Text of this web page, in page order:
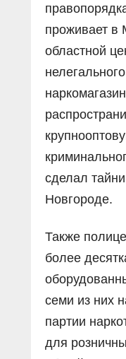
проживает в
областной
сделал
Новгороде.
Также
более
семи из них
партии
для